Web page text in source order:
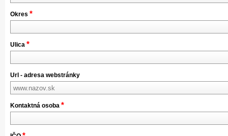
Okres *
Ulica *
Url - adresa webstránky
Kontaktná osoba *